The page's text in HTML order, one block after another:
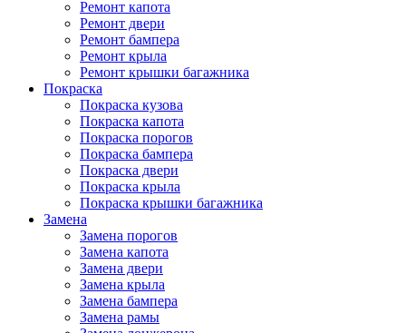
Ремонт капота
Ремонт двери
Ремонт бампера
Ремонт крыла
Ремонт крышки багажника
Покраска
Покраска кузова
Покраска капота
Покраска порогов
Покраска бампера
Покраска двери
Покраска крыла
Покраска крышки багажника
Замена
Замена порогов
Замена капота
Замена двери
Замена крыла
Замена бампера
Замена рамы